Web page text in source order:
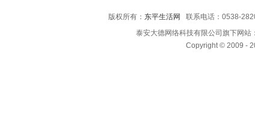
版权所有： 东平生活网 联系电话：0538-
泰安大德网络科技有限公司旗下网站
Copyright © 2009 -